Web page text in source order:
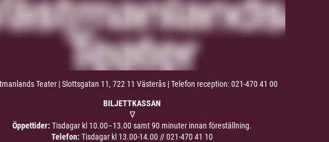
Teater | Slottsgatan 11, 722 11 Västerås | Telefon reception: 021-470 41 00
BILJETTKASSAN
∇
Öppettider: Tisdagar kl 10.00–13.00 samt 90 minuter innan föreställning.
Telefon: Tisdagar kl 13.00-14.00 //021-470 41 10